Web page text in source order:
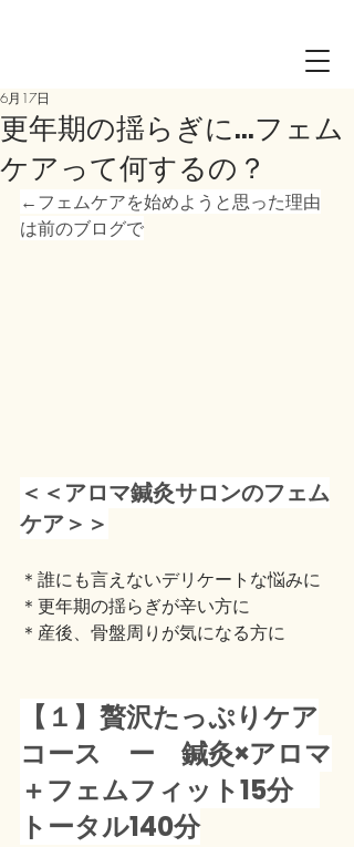
更年期の揺らぎに…フェム
ケアって何するの？
6月17日
←フェムケアを始めようと思った理由
は前のブログで
＜＜アロマ鍼灸サロンのフェム
ケア＞＞
＊誰にも言えないデリケートな悩みに
＊更年期の揺らぎが辛い方に
＊産後、骨盤周りが気になる方に
【１】贅沢たっぷりケア
コース　ー　鍼灸×アロマ
＋フェムフィット15分
トータル140分